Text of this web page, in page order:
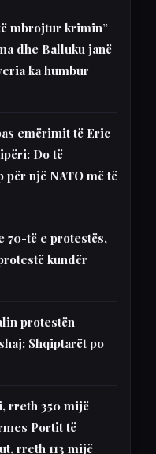
mbrojtur krimin”
dhe Balluku janë
ka humbur
emërimit të Eric
Do të
një NATO më të
70-të e protestës,
kundër
protestën
Shqiptarët po
rreth 350 mijë
Portit të
rreth 113 mijë